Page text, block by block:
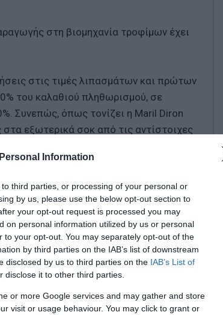
Information
third parties, or processing of your personal or
by us, please use the below opt-out section to
your opt-out request is processed you may
on personal information utilized by us or personal
your opt-out. You may separately opt-out of the
by third parties on the IAB’s list of downstream
disclosed by us to third parties on the IAB’s List of
disclose it to other third parties.
or more Google services and may gather and store
visit or usage behaviour. You may click to grant or
στη βιομηχανία τροφίμων έχει
στις τιμές λιπασμάτων και πρώτων
του καλαθιού πληθωρισμού, σε
Συνεπώς, όπως τονίζει η Maril Diron
εξωτερικά σοκ από τις αντίστοιχες
σύντομη σύγκρουση μπορεί να
γαλακτοκομικά και κρέας.
χάρη σε οικονομίες όπως της
Στην Νιγηρία, η εγχώρια
περισσότερο από εισαγωγές
ήδη αυξηθεί περίπου 40%, ενώ η